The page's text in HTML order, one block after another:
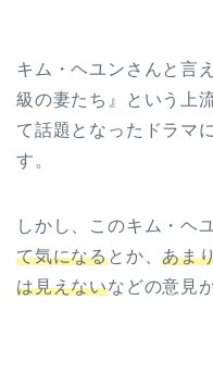
キム・ヘユンさんと言
級の妻たち』という上
て話題となったドラマ
す。
しかし、このキム・ヘ
て気になるとか、あま
は見えないなどの意見